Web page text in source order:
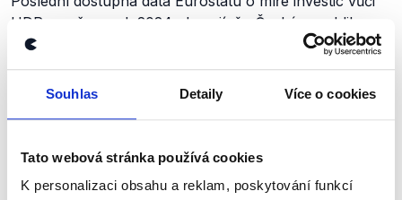
Souhlas Detaily Více o cookies
Tato webová stránka používá cookies
K personalizaci obsahu a reklam, poskytování funkcí
HDP země za rok 2024 ukazují, že Česká republika
byla dokonce na prvním místě mezi členskými státy EU.
Investice konkrétně dosáhly 26,5 % HDP. Petr Fiala
tedy správně poukazuje na to, že Česko patří mezi
proto hodnotíme jako pravdivý s výhradou.